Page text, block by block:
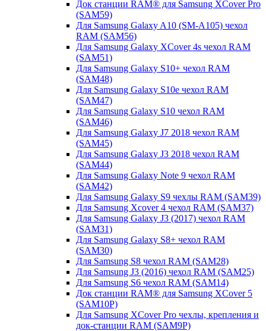
Док станции RAM® для Samsung XCover Pro
(SAM59)
Для Samsung Galaxy A10 (SM-A105) чехол
RAM (SAM56)
Для Samsung Galaxy XCover 4s чехол RAM
(SAM51)
Для Samsung Galaxy S10+ чехол RAM
(SAM48)
Для Samsung Galaxy S10e чехол RAM
(SAM47)
Для Samsung Galaxy S10 чехол RAM
(SAM46)
Для Samsung Galaxy J7 2018 чехол RAM
(SAM45)
Для Samsung Galaxy J3 2018 чехол RAM
(SAM44)
Для Samsung Galaxy Note 9 чехол RAM
(SAM42)
Для Samsung Galaxy S9 чехлы RAM (SAM39)
Для Samsung Xcover 4 чехол RAM (SAM37)
Для Samsung Galaxy J3 (2017) чехол RAM
(SAM31)
Для Samsung Galaxy S8+ чехол RAM
(SAM30)
Для Samsung S8 чехол RAM (SAM28)
Для Samsung J3 (2016) чехол RAM (SAM25)
Для Samsung S6 чехол RAM (SAM14)
Док станции RAM® для Samsung XCover 5
(SAM10P)
Для Samsung XCover Pro чехлы, крепления и
док-станции RAM (SAM9P)